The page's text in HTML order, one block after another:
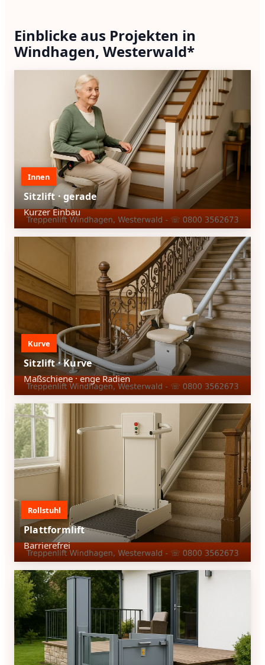
Einblicke aus Projekten in
Windhagen, Westerwald*
Innen
Sitzlift · gerade
Kurzer Einbau
Kurve
Sitzlift · Kurve
Maßschiene · enge Radien
Rollstuhl
Plattformlift
Barrierefrei